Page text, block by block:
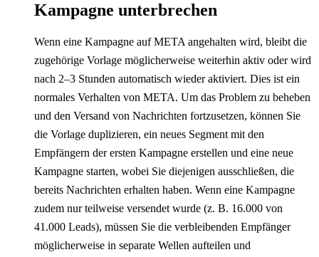
Kampagne unterbrechen
Wenn eine Kampagne auf META angehalten wird, bleibt die
zugehörige Vorlage möglicherweise weiterhin aktiv oder wird
nach 2–3 Stunden automatisch wieder aktiviert. Dies ist ein
normales Verhalten von META. Um das Problem zu beheben
und den Versand von Nachrichten fortzusetzen, können Sie
die Vorlage duplizieren, ein neues Segment mit den
Empfängern der ersten Kampagne erstellen und eine neue
Kampagne starten, wobei Sie diejenigen ausschließen, die
bereits Nachrichten erhalten haben. Wenn eine Kampagne
zudem nur teilweise versendet wurde (z. B. 16.000 von
41.000 Leads), müssen Sie die verbleibenden Empfänger
möglicherweise in separate Wellen aufteilen und